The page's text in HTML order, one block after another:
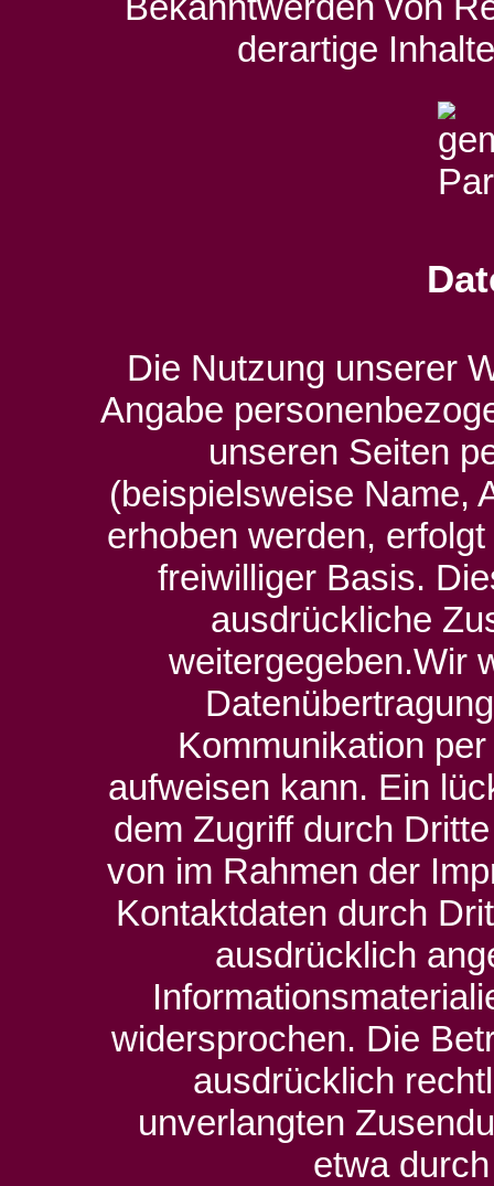
derartige
Die Nutzung unserer
Angabe
unseren Seiten
(beispielsweise Name,
erhoben werden,
freiwilliger Basis.
ausdrückliche
weitergegeben.Wir
Kommunikation
aufweisen kann. Ein
dem Zugriff durch
von im Rahmen der
Kontaktdaten durch
ausdrücklich
widersprochen. Die
ausdrücklich
unverlangten
etwa